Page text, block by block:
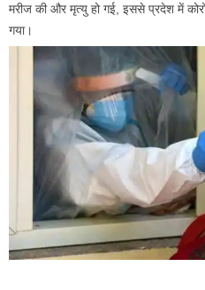
मरीज की और मृत्यु हो गई, इससे प्रदेश में
गया।